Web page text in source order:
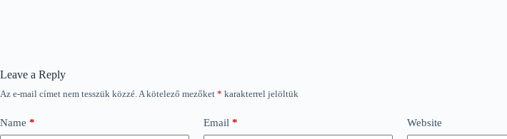
Leave a Reply
Az e-mail címet nem tesszük közzé.A kötelező mezőket * karakterrel jelöltük
Name * Email * Website